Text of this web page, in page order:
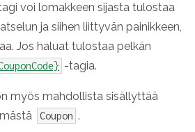
voi lomakkeen sijasta tulostaa
ja siihen liittyvän painikkeen,
Jos haluat tulostaa pelkän
-tagia.
myös mahdollista sisällyttää
Coupon .